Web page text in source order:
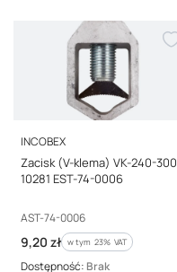
PRODUCENT
INCOBEX
Zacisk (V-klema) VK-240-300
10281 EST-74-0006
Kod producenta
AST-74-0006
Cena brutto
9,20 zł w tym %s VAT
w tym 23% VAT
Dostępność: Brak